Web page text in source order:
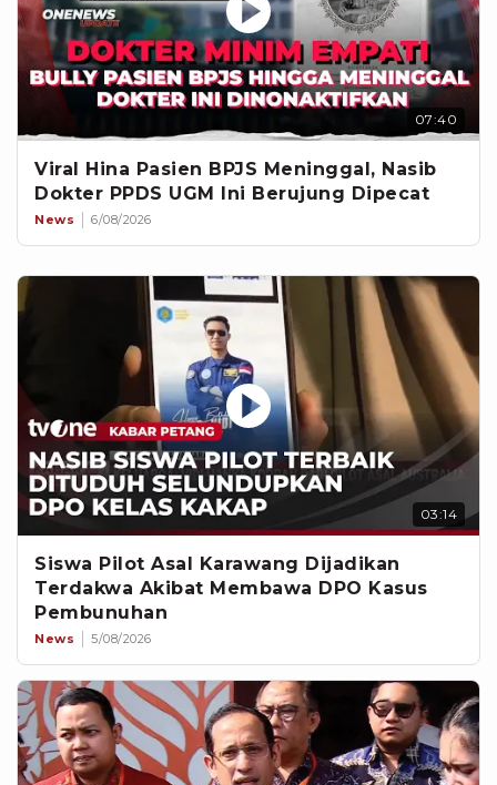
07:40
Viral Hina Pasien BPJS Meninggal, Nasib
Dokter PPDS UGM Ini Berujung Dipecat
News 6/08/2026
03:14
Siswa Pilot Asal Karawang Dijadikan
Terdakwa Akibat Membawa DPO Kasus
Pembunuhan
News 5/08/2026